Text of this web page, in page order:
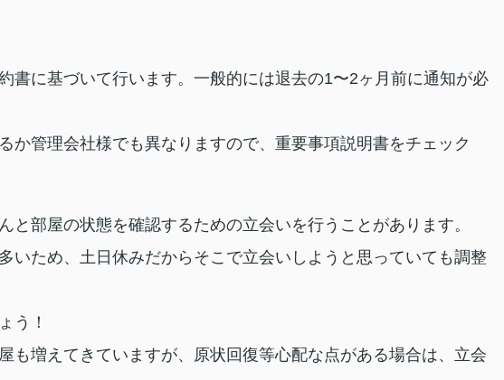
書に基づいて行います。一般的には退去の1〜2ヶ月前に通知が必
か管理会社様でも異なりますので、重要事項説明書をチェック
と部屋の状態を確認するための立会いを行うことがあります。
いため、土日休みだからそこで立会いしようと思っていても調整
う！
も増えてきていますが、原状回復等心配な点がある場合は、立会